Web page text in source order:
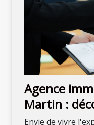
Agence
Martin :
de 4U Real
Envie de vivre